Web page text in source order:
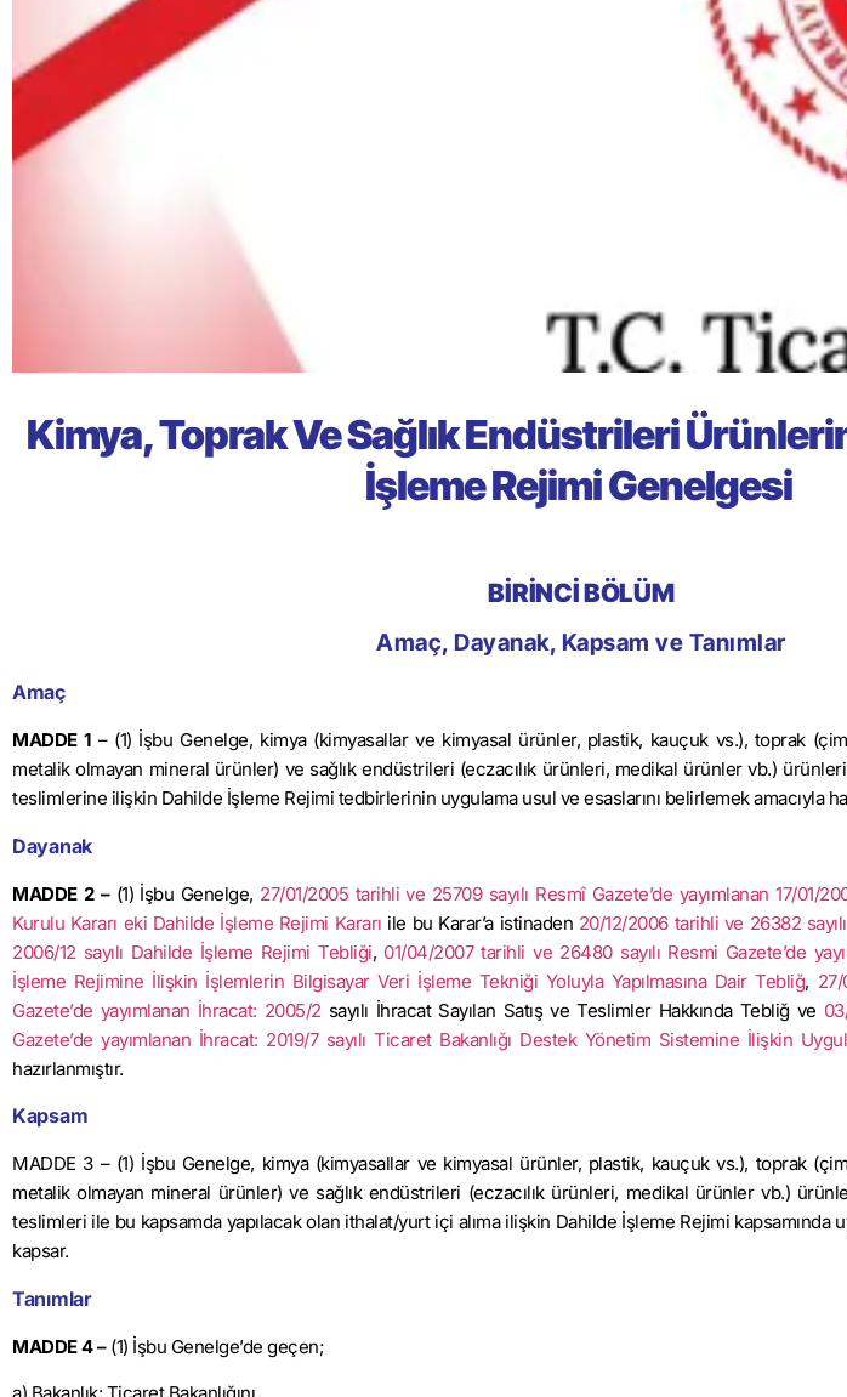
Kimya, Toprak Ve Sağlık Endüstrileri
İşleme Rejimi Genelgesi
BİRİNCİ BÖLÜM
Amaç, Dayanak, Kapsam ve Tanımlar
Amaç
MADDE 1– (1) İşbu Genelge, kimya (kimyasallar ve kimyasal ürünler, plastik, kauçuk vs.), toprak
metalik olmayan mineral ürünler) ve sağlık endüstrileri (eczacılık ürünleri, medikal ürünler vb.)
teslimlerine ilişkin Dahilde İşleme Rejimi tedbirlerinin uygulama usul ve esaslarını belirlemek amacıyla
Dayanak
MADDE 2 –(1) İşbu Genelge, 27/01/2005 tarihli ve 25709 sayılı Resmî Gazete’de yayımlanan 17/01/
Kurulu Kararı eki Dahilde İşleme Rejimi Kararı ile bu Karar’a istinaden 20/12/2006 tarihli ve 26382
2006/12 sayılı Dahilde İşleme Rejimi Tebliği, 01/04/2007 tarihli ve 26480 sayılı Resmi Gazete’de
İşleme Rejimine İlişkin İşlemlerin Bilgisayar Veri İşleme Tekniği Yoluyla Yapılmasına Dair Tebliğ,
Gazete’de yayımlanan İhracat: 2005/2 sayılı İhracat Sayılan Satış ve Teslimler Hakkında Tebliğ ve
Gazete’de yayımlanan İhracat: 2019/7 sayılı Ticaret Bakanlığı Destek Yönetim Sistemine İlişkin
hazırlanmıştır.
Kapsam
MADDE 3 – (1) İşbu Genelge, kimya (kimyasallar ve kimyasal ürünler, plastik, kauçuk vs.), toprak
metalik olmayan mineral ürünler) ve sağlık endüstrileri (eczacılık ürünleri, medikal ürünler vb.)
teslimleri ile bu kapsamda yapılacak olan ithalat/yurt içi alıma ilişkin Dahilde İşleme Rejimi
kapsar.
Tanımlar
MADDE 4 –(1) İşbu Genelge’de geçen;